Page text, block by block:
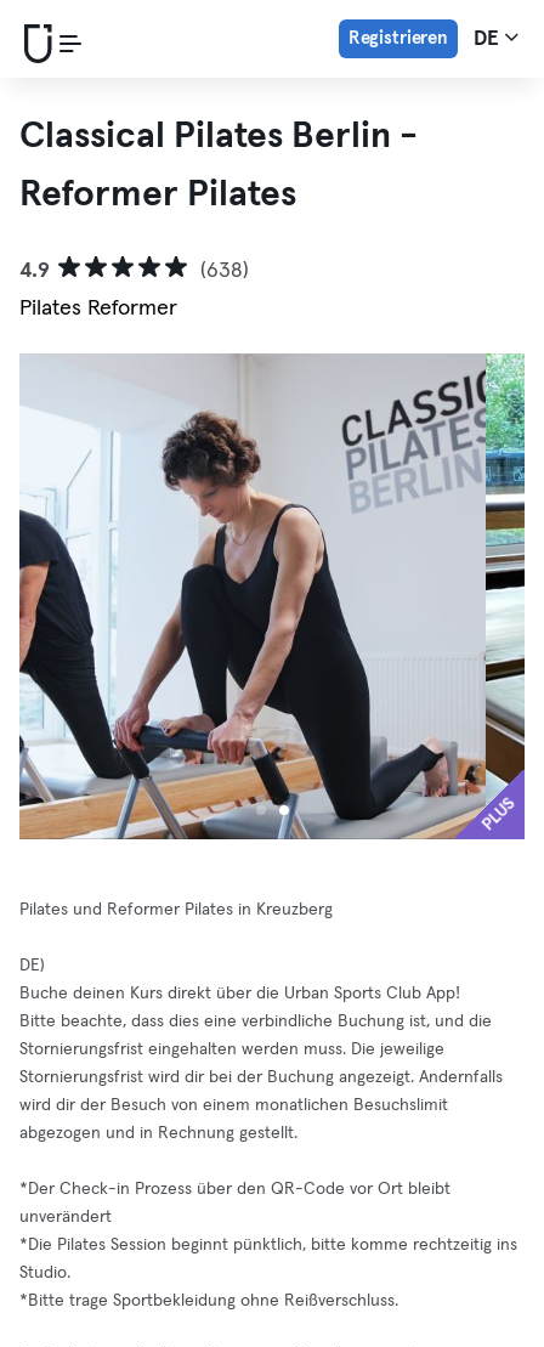
Registrieren DE
Classical Pilates Berlin -
Reformer Pilates
4.9
(638)
Pilates Reformer
PLUS
Pilates und Reformer Pilates in Kreuzberg
DE)
Buche deinen Kurs direkt über die Urban Sports Club App!
Bitte beachte, dass dies eine verbindliche Buchung ist, und die
Stornierungsfrist eingehalten werden muss. Die jeweilige
Stornierungsfrist wird dir bei der Buchung angezeigt. Andernfalls
wird dir der Besuch von einem monatlichen Besuchslimit
abgezogen und in Rechnung gestellt.
*Der Check-in Prozess über den QR-Code vor Ort bleibt
unverändert
*Die Pilates Session beginnt pünktlich, bitte komme rechtzeitig ins
Studio.
*Bitte trage Sportbekleidung ohne Reißverschluss.